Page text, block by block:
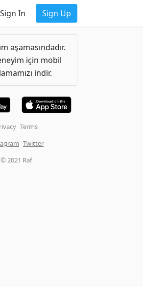
Sign In Sign Up
aşamasındadır.
için mobil
indir.
Terms
Twitter
© 2021 Raf